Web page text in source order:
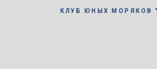
КЛУБ ЮНЫХ МОРЯКОВ